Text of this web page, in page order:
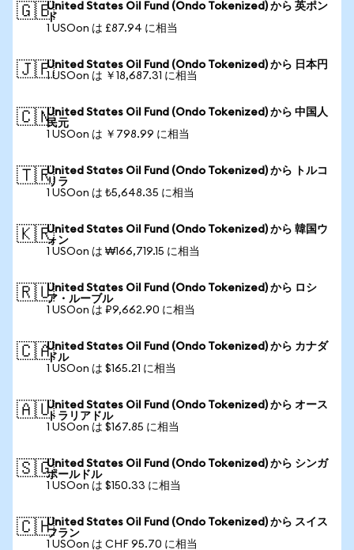
🇬🇧United States Oil Fund (Ondo Tokenized) から 英ポン
ド
1 USOon は £87.94 に相当
🇯🇵United States Oil Fund (Ondo Tokenized) から 日本円
1 USOon は ￥18,687.31 に相当
🇨🇳United States Oil Fund (Ondo Tokenized) から 中国人
民元
1 USOon は ￥798.99 に相当
🇹🇷United States Oil Fund (Ondo Tokenized) から トルコ
リラ
1 USOon は ₺5,648.35 に相当
🇰🇷United States Oil Fund (Ondo Tokenized) から 韓国ウ
ォン
1 USOon は ₩166,719.15 に相当
🇷🇺United States Oil Fund (Ondo Tokenized) から ロシ
ア・ルーブル
1 USOon は ₽9,662.90 に相当
🇨🇦United States Oil Fund (Ondo Tokenized) から カナダ
ドル
1 USOon は $165.21 に相当
🇦🇺United States Oil Fund (Ondo Tokenized) から オース
トラリアドル
1 USOon は $167.85 に相当
🇸🇬United States Oil Fund (Ondo Tokenized) から シンガ
ポールドル
1 USOon は $150.33 に相当
🇨🇭United States Oil Fund (Ondo Tokenized) から スイス
フラン
1 USOon は CHF 95.70 に相当